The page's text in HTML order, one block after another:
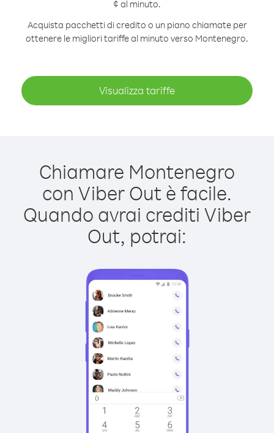
¢ al minuto.
Acquista pacchetti di credito o un piano chiamate per
ottenere le migliori tariffe al minuto verso Montenegro.
Visualizza tariffe
Chiamare Montenegro
con Viber Out è facile.
Quando avrai crediti Viber
Out, potrai: